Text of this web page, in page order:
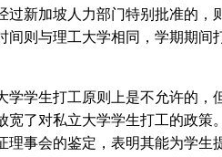
过新加坡人力部门特别批准的，
间则与理工大学相同，学期期间
学生打工原则上是不允许的，
宽了对私立大学学生打工的政
理事会的鉴定，表明其能为学生